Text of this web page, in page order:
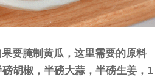
要腌制黄瓜，这里需要的原料
胡椒，半磅大蒜，半磅生姜，1